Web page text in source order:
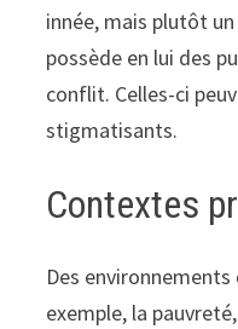
innée, mais plutôt
possède en lui des
conflit. Celles-ci
stigmatisants.
Contextes
Des
exemple, la